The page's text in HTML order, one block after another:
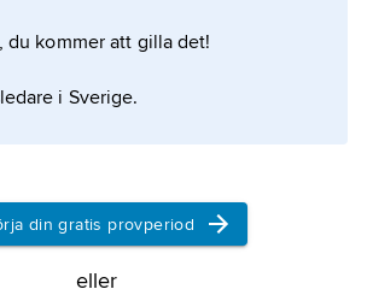
bak, och skarvar som står har
Skelettbenen är mindre
andra fåglar, varför skarvar
om artikeln
du kommer att gilla det!
i Sverige.
din gratis provperiod
eller